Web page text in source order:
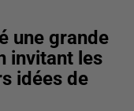
une grande
invitant les
idées de